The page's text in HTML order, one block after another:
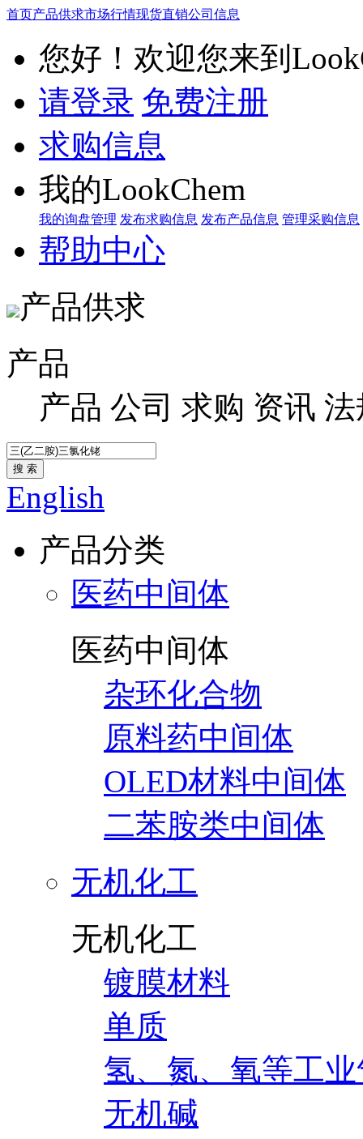
首页产品供求市场行情现货直销公司信息
您好！欢迎您来到
请登录 免费注册
求购信息
我的LookChem
我的询盘管理 发布求购信息 发布产品信息 管理采购信息
帮助中心
产品供求
产品
产品 公司 求购 资讯 法
搜 索
English
产品分类
医药中间体
医药中间体
杂环化合物
原料药中间体
OLED材料中间体
二苯胺类中间体
无机化工
无机化工
镀膜材料
单质
氢、氮、氧等工
无机碱